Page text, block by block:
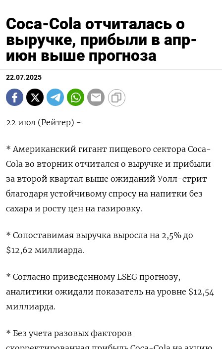
Coca-Cola отчиталась о
выручке, прибыли в апр-
июн выше прогноза
22.07.2025
22 июл (Рейтер) -
* Американский гигант пищевого сектора Coca-
Cola во вторник отчитался о выручке и прибыли
за второй квартал выше ожиданий Уолл-стрит
благодаря устойчивому спросу на напитки без
сахара и росту цен на газировку.
* Сопоставимая выручка выросла на 2,5% до
$12,62 миллиарда.
* Согласно приведенному LSEG прогнозу,
аналитики ожидали показатель на уровне $12,54
миллиарда.
* Без учета разовых факторов